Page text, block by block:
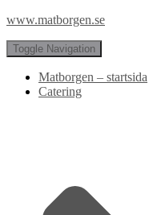
www.matborgen.se
Toggle Navigation
Matborgen – startsida
Catering